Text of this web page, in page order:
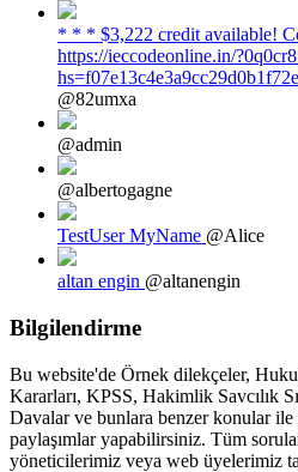
* * * $3,222 credit available!
https://ieccodeonline.in/
@82umxa
@admin
@albertogagne
TestUser MyName @Alice
altan engin @altanengin
Bilgilendirme
Bu website'de Örnek dilekçeler,
Kararları, KPSS, Hakimlik Savcılık
Davalar ve bunlara benzer konular ile
paylaşımlar yapabilirsiniz. Tüm
yöneticilerimiz veya web üyelerimiz